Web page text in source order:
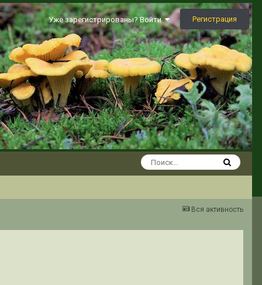
Уже зарегистрированы? Войти Регистрация
Вся активность